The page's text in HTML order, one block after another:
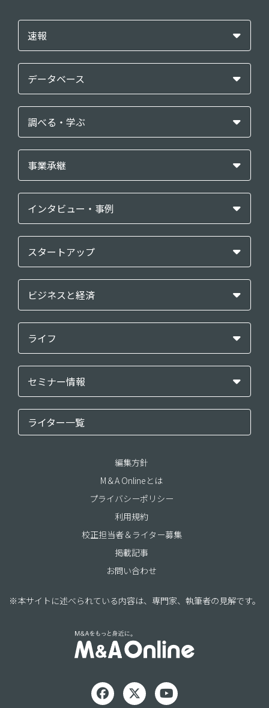
速報
データベース
調べる・学ぶ
事業承継
インタビュー・事例
スタートアップ
ビジネスと経済
ライフ
セミナー情報
ライター一覧
編集方針
M＆A Onlineとは
プライバシーポリシー
利用規約
校正担当者＆ライター募集
掲載記事
お問い合わせ
※本サイトに述べられている内容は、専門家、執筆者の見解です。